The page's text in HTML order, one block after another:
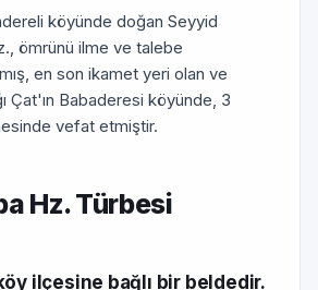
köyünde doğan Seyyid
ömrünü ilme ve talebe
en son ikamet yeri olan ve
Çat'ın Babaderesi köyünde, 3
vefat etmiştir.
Hz. Türbesi
ilçesine bağlı bir beldedir.